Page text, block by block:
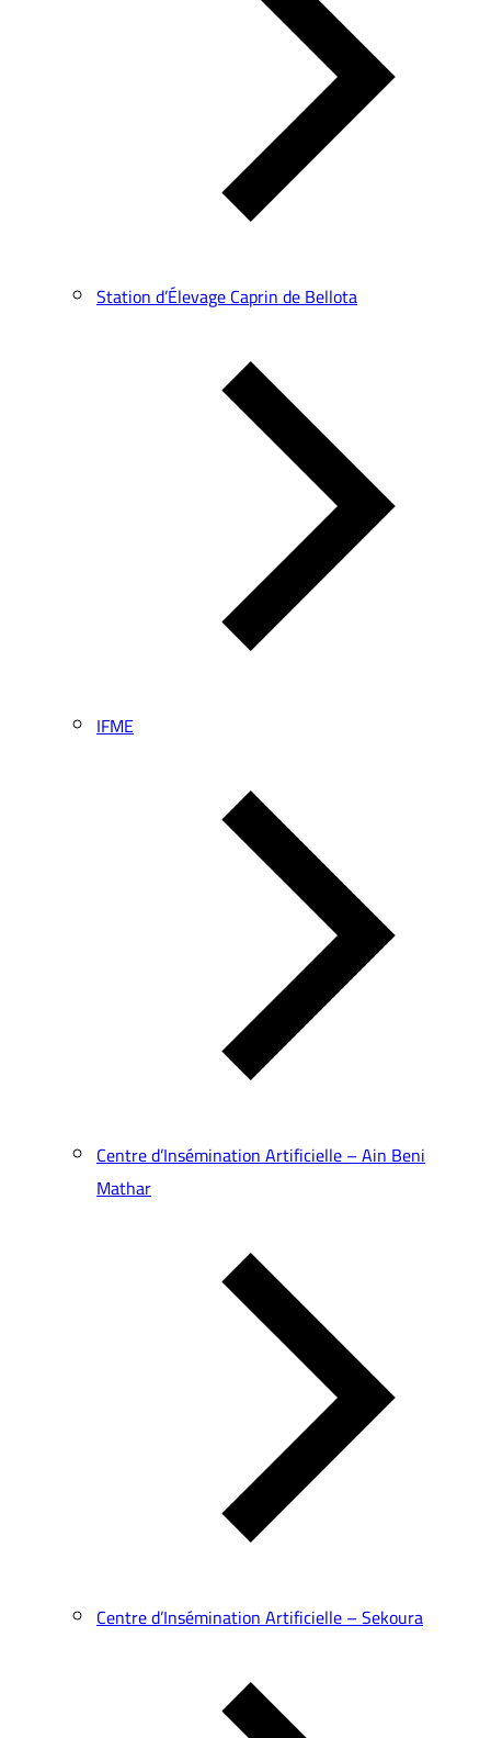
Station d’Élevage Caprin de Bellota
IFME
Centre d’Insémination Artificielle – Ain Beni
Mathar
Centre d’Insémination Artificielle – Sekoura